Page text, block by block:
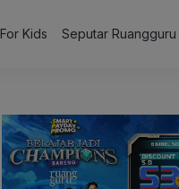
For Kids Seputar Ruangguru